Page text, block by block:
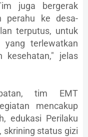
juga bergerak
perahu ke desa-
terputus, untuk
terlewatkan
kesehatan," jelas
tim EMT
mencakup
edukasi Perilaku
skrining status gizi